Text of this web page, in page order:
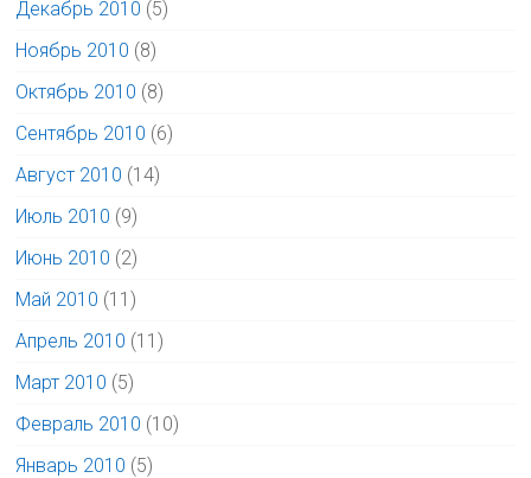
Декабрь 2010 (5)
Ноябрь 2010 (8)
Октябрь 2010 (8)
Сентябрь 2010 (6)
Август 2010 (14)
Июль 2010 (9)
Июнь 2010 (2)
Май 2010 (11)
Апрель 2010 (11)
Март 2010 (5)
Февраль 2010 (10)
Январь 2010 (5)